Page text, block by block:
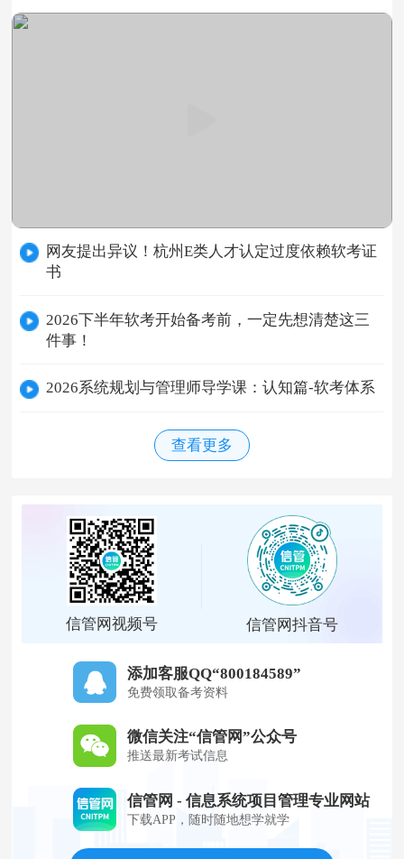
网友提出异议！杭州E类人才认定过度依赖软考证
书
2026下半年软考开始备考前，一定先想清楚这三
件事！
2026系统规划与管理师导学课：认知篇-软考体系
查看更多
信管网视频号 信管网抖音号
添加客服QQ“800184589”
免费领取备考资料
微信关注“信管网”公众号
推送最新考试信息
信管网 - 信息系统项目管理专业网站
下载APP，随时随地想学就学